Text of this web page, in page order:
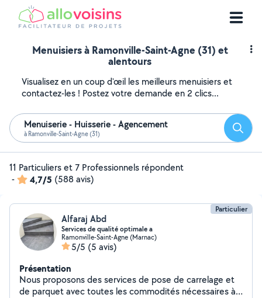
Menuisiers à Ramonville-Saint-Agne (31) et
alentours
Visualisez en un coup d'œil les meilleurs menuisiers et
contactez-les ! Postez votre demande en 2 clics...
Menuiserie - Huisserie - Agencement
à Ramonville-Saint-Agne (31)
11 Particuliers et 7 Professionnels répondent
-
4,7/5 (588 avis)
Particulier
Alfaraj Abd
Services de qualité optimale a
Ramonville-Saint-Agne (Marnac)
5/5 (5 avis)
Présentation
Nous proposons des services de pose de carrelage et
de parquet avec toutes les commodités nécessaires à